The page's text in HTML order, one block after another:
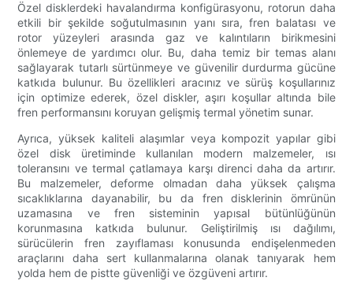
Özel disklerdeki havalandırma konfigürasyonu, rotorun daha
etkili bir şekilde soğutulmasının yanı sıra, fren balatası ve
rotor yüzeyleri arasında gaz ve kalıntıların birikmesini
önlemeye de yardımcı olur. Bu, daha temiz bir temas alanı
sağlayarak tutarlı sürtünmeye ve güvenilir durdurma gücüne
katkıda bulunur. Bu özellikleri aracınız ve sürüş koşullarınız
için optimize ederek, özel diskler, aşırı koşullar altında bile
fren performansını koruyan gelişmiş termal yönetim sunar.
Ayrıca, yüksek kaliteli alaşımlar veya kompozit yapılar gibi
özel disk üretiminde kullanılan modern malzemeler, ısı
toleransını ve termal çatlamaya karşı direnci daha da artırır.
Bu malzemeler, deforme olmadan daha yüksek çalışma
sıcaklıklarına dayanabilir, bu da fren disklerinin ömrünün
uzamasına ve fren sisteminin yapısal bütünlüğünün
korunmasına katkıda bulunur. Geliştirilmiş ısı dağılımı,
sürücülerin fren zayıflaması konusunda endişelenmeden
araçlarını daha sert kullanmalarına olanak tanıyarak hem
yolda hem de pistte güvenliği ve özgüveni artırır.